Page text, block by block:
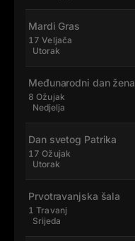
17 Veljača
Utorak
Mardi Gras
8 Ožujak
Nedjelja
Međunarodni dan žena
17 Ožujak
Utorak
Dan svetog Patrika
1 Travanj
Srijeda
Prvotravanjska šala